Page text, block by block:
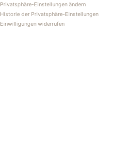
Privatsphäre-Einstellungen ändern
Historie der Privatsphäre-Einstellungen
Einwilligungen widerrufen